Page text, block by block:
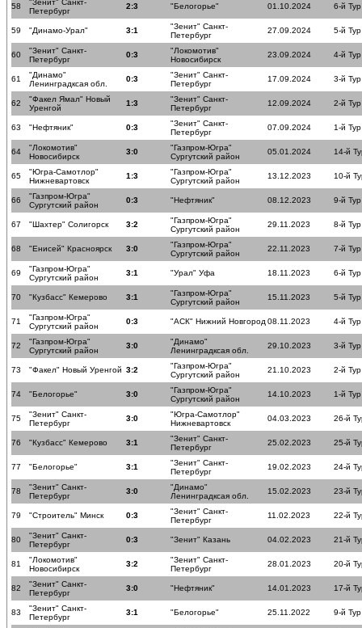
58
"Зенит" Санкт-
Петербург
2:3 "Белогорье" 01.10.2024 6-й Тур
59 "Динамо-Урал" 3:1
"Зенит" Санкт-
Петербург
27.09.2024 5-й Тур
60
"Зенит" Санкт-
Петербург
0:3
"Локомотив"
Новосибирск
23.09.2024 4-й Тур
61
"Динамо"
Ленинградксая обл.
0:3
"Зенит" Санкт-
Петербург
17.09.2024 3-й Тур
62
"Факел Ямал" Новый
Уренгой
1:3
"Зенит" Санкт-
Петербург
12.09.2024 2-й Тур
63 "Нефтяник" 0:3
"Зенит" Санкт-
Петербург
07.09.2024 1-й Тур
64
"Локомотив"
Новосибирск
3:0
"Газпром-Югра"
Сургутский район
05.01.2024 14-й
65
"Югра-Самотлор"
Нижневартовск
1:3
"Газпром-Югра"
Сургутский район
13.12.2023 10-й
66
"Газпром-Югра"
Сургутский район
0:3 "Нефтяник" 08.12.2023 9-й Тур
67 "Шахтер" Солигорск 3:2
"Газпром-Югра"
Сургутский район
29.11.2023 8-й Тур
68 "Енисей" Красноярск 3:0
"Газпром-Югра"
Сургутский район
22.11.2023 7-й Тур
69
"Газпром-Югра"
Сургутский район
3:1 "Урал" Уфа 18.11.2023 6-й Тур
70 "Кузбасс" Кемерово 3:1
"Газпром-Югра"
Сургутский район
15.11.2023 5-й Тур
71
"Газпром-Югра"
Сургутский район
0:3 "АСК" Нижний Новгород 08.11.2023 4-й Тур
72
"Газпром-Югра"
Сургутский район
3:0
"Динамо"
Ленинградксая обл.
29.10.2023 3-й Тур
73 "Факел" Новый Уренгой 3:2
"Газпром-Югра"
Сургутский район
21.10.2023 2-й Тур
74 "Белогорье" 3:0
"Газпром-Югра"
Сургутский район
14.10.2023 1-й Тур
75
"Зенит" Санкт-
Петербург
3:0
"Югра-Самотлор"
Нижневартовск
04.03.2023 26-й
76 "Кузбасс" Кемерово 3:1
"Зенит" Санкт-
Петербург
25.02.2023 25-й
77 "Белогорье" 3:1
"Зенит" Санкт-
Петербург
19.02.2023 24-й
78
"Зенит" Санкт-
Петербург
3:0
"Динамо"
Ленинградксая обл.
15.02.2023 23-й
79 "Строитель" Минск 0:3
"Зенит" Санкт-
Петербург
11.02.2023 22-й
80
"Зенит" Санкт-
Петербург
0:3 "Зенит" Казань 04.02.2023 21-й
81
"Локомотив"
Новосибирск
3:2
"Зенит" Санкт-
Петербург
28.01.2023 20-й
82
"Зенит" Санкт-
Петербург
3:0 "Нефтяник" 14.01.2023 17-й
83
"Зенит" Санкт-
Петербург
3:1 "Белогорье" 25.11.2022 9-й Тур